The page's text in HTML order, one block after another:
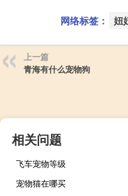
网络标签： 妞
上一篇
青海有什么宠物狗
相关问题
飞车宠物等级
宠物猫在哪买